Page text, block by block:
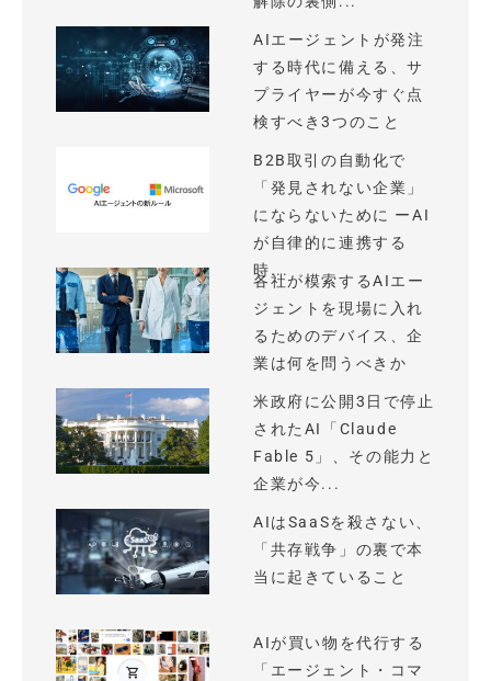
AIエージェントが発注
する時代に備える、サ
プライヤーが今すぐ点
検すべき3つのこと
B2B取引の自動化で
「発見されない企業」
にならないために ーAI
が自律的に連携する
時...
各社が模索するAIエー
ジェントを現場に入れ
るためのデバイス、企
業は何を問うべきか
米政府に公開3日で停止
されたAI「Claude
Fable 5」、その能力と
企業が今...
AIはSaaSを殺さない、
「共存戦争」の裏で本
当に起きていること
AIが買い物を代行する
「エージェント・コマ